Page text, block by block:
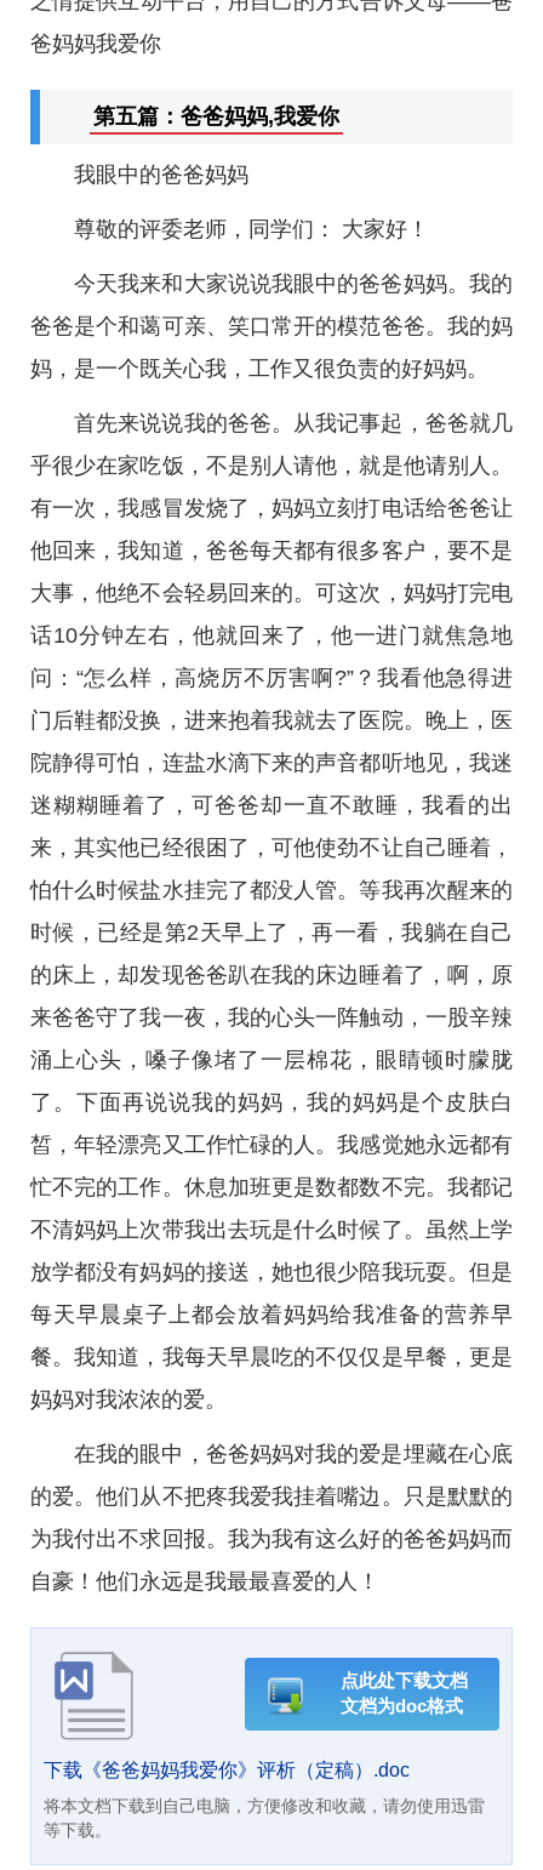
爸妈妈我爱你
第五篇：爸爸妈妈,我爱你
我眼中的爸爸妈妈
尊敬的评委老师，同学们： 大家好！
今天我来和大家说说我眼中的爸爸妈妈。我的
爸爸是个和蔼可亲、笑口常开的模范爸爸。我的妈
妈，是一个既关心我，工作又很负责的好妈妈。
首先来说说我的爸爸。从我记事起，爸爸就几
乎很少在家吃饭，不是别人请他，就是他请别人。
有一次，我感冒发烧了，妈妈立刻打电话给爸爸让
他回来，我知道，爸爸每天都有很多客户，要不是
大事，他绝不会轻易回来的。可这次，妈妈打完电
话10分钟左右，他就回来了，他一进门就焦急地
问：“怎么样，高烧厉不厉害啊?”？我看他急得进
门后鞋都没换，进来抱着我就去了医院。晚上，医
院静得可怕，连盐水滴下来的声音都听地见，我迷
迷糊糊睡着了，可爸爸却一直不敢睡，我看的出
来，其实他已经很困了，可他使劲不让自己睡着，
怕什么时候盐水挂完了都没人管。等我再次醒来的
时候，已经是第2天早上了，再一看，我躺在自己
的床上，却发现爸爸趴在我的床边睡着了，啊，原
来爸爸守了我一夜，我的心头一阵触动，一股辛辣
涌上心头，嗓子像堵了一层棉花，眼睛顿时朦胧
了。下面再说说我的妈妈，我的妈妈是个皮肤白
皙，年轻漂亮又工作忙碌的人。我感觉她永远都有
忙不完的工作。休息加班更是数都数不完。我都记
不清妈妈上次带我出去玩是什么时候了。虽然上学
放学都没有妈妈的接送，她也很少陪我玩耍。但是
每天早晨桌子上都会放着妈妈给我准备的营养早
餐。我知道，我每天早晨吃的不仅仅是早餐，更是
妈妈对我浓浓的爱。
在我的眼中，爸爸妈妈对我的爱是埋藏在心底
的爱。他们从不把疼我爱我挂着嘴边。只是默默的
为我付出不求回报。我为我有这么好的爸爸妈妈而
自豪！他们永远是我最最喜爱的人！
下载《爸爸妈妈我爱你》评析（定稿）.doc
将本文档下载到自己电脑，方便修改和收藏，请勿使用迅雷
等下载。
点此处下载文档
文档为doc格式